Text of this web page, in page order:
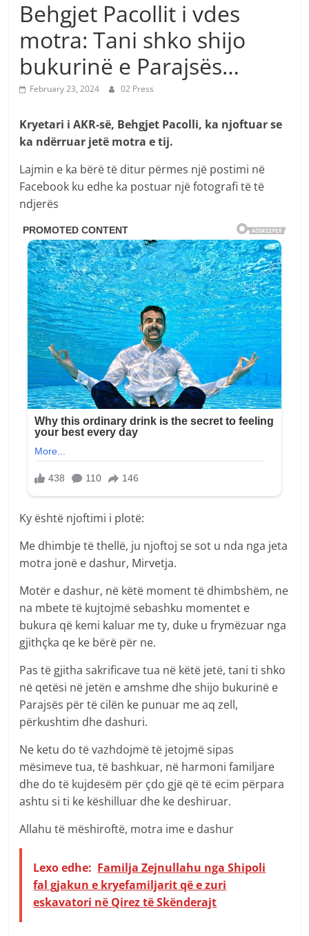
Behgjet Pacollit i vdes
motra: Tani shko shijo
bukurinë e Parajsës…
February 23, 2024 02 Press
Kryetari i AKR-së, Behgjet Pacolli, ka njoftuar se
ka ndërruar jetë motra e tij.
Lajmin e ka bërë të ditur përmes një postimi në
Facebook ku edhe ka postuar një fotografi të të
ndjerës
Ky është njoftimi i plotë:
Me dhimbje të thellë, ju njoftoj se sot u nda nga jeta
motra jonë e dashur, Mirvetja.
Motër e dashur, në këtë moment të dhimbshëm, ne
na mbete të kujtojmë sebashku momentet e
bukura që kemi kaluar me ty, duke u frymëzuar nga
gjithçka qe ke bërë për ne.
Pas të gjitha sakrificave tua në këtë jetë, tani ti shko
në qetësi në jetën e amshme dhe shijo bukurinë e
Parajsës për të cilën ke punuar me aq zell,
përkushtim dhe dashuri.
Ne ketu do të vazhdojmë të jetojmë sipas
mësimeve tua, të bashkuar, në harmoni familjare
dhe do të kujdesëm për çdo gjë që të ecim përpara
ashtu si ti ke këshilluar dhe ke deshiruar.
Allahu të mëshiroftë, motra ime e dashur
Lexo edhe: Familja Zejnullahu nga Shipoli
fal gjakun e kryefamiljarit që e zuri
eskavatori në Qirez të Skënderajt